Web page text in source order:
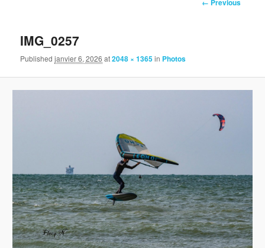
← Previous
IMG_0257
Publishedjanvier 6, 2026 at2048 × 1365in Photos